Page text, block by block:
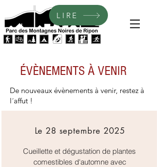
LIRE
ÉVÈNEMENTS À VENIR
De nouveaux évènements à venir, restez à
l´affut !
Le 28 septembre 2025
Cueillette et dégustation de plantes
comestibles d'automne avec